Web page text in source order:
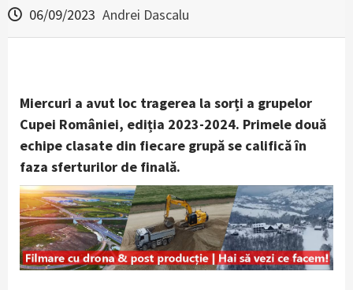
06/09/2023 Andrei Dascalu
Miercuri a avut loc tragerea la sorți a grupelor
Cupei României, ediția 2023-2024. Primele două
echipe clasate din fiecare grupă se califică în
faza sferturilor de finală.